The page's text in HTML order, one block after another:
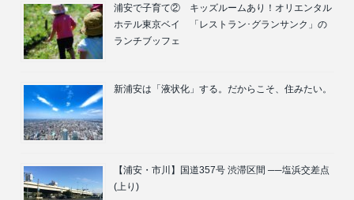
浦安で子育て② キッズルームあり！オリエンタル
ホテル東京ベイ 「レストラン･グランサンク」の
ランチブッフェ
新浦安は「液状化」する。だからこそ、住みたい。
【浦安・市川】国道357号 渋滞区間 ──塩浜交差点
(上り)